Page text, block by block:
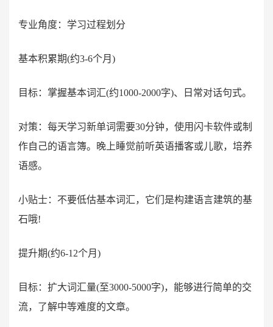
专业角度：学习过程划分
基本积累期(约3-6个月)
目标：掌握基本词汇(约1000-2000字)、日常对话句式。
对策：每天学习新单词需要30分钟，使用闪卡软件或制
作自己的语言簿。晚上睡觉前听英语播客或儿歌，培养
语感。
小贴士：不要低估基本词汇，它们是构建语言建筑的基
石哦!
提升期(约6-12个月)
目标：扩大词汇量(至3000-5000字)，能够进行简单的交
流，了解中等难度的文章。